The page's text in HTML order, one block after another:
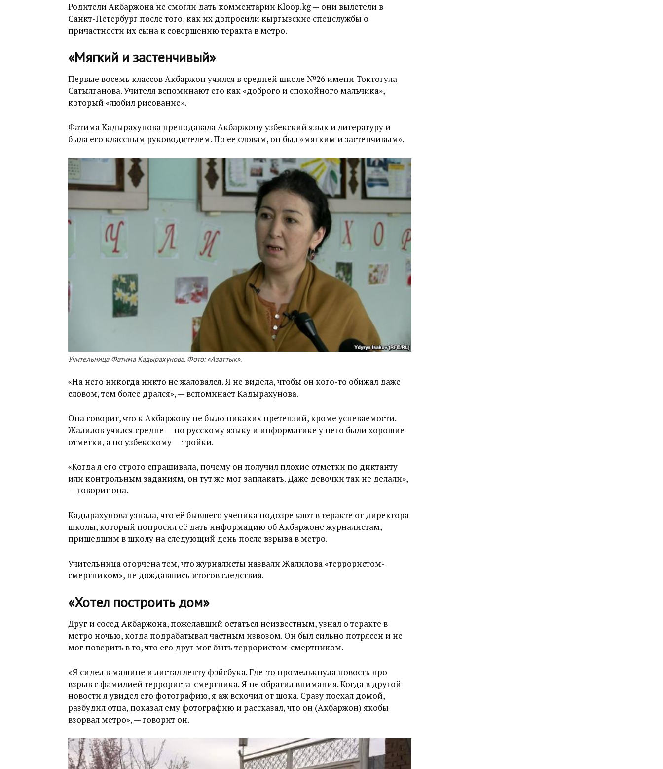
Родители Акбаржона не смогли дать комментарии Kloop.kg — они вылетели в
Санкт-Петербург после того, как их допросили кыргызские спецслужбы о
причастности их сына к совершению теракта в метро.
«Мягкий и застенчивый»
Первые восемь классов Акбаржон учился в средней школе №26 имени Токтогула
Сатылганова. Учителя вспоминают его как «доброго и спокойного мальчика»,
который «любил рисование».
Фатима Кадырахунова преподавала Акбаржону узбекский язык и литературу и
была его классным руководителем. По ее словам, он был «мягким и застенчивым».
Учительница Фатима Кадырахунова. Фото: «Азаттык».
«На него никогда никто не жаловался. Я не видела, чтобы он кого-то обижал даже
словом, тем более дрался», — вспоминает Кадырахунова.
Она говорит, что к Акбаржону не было никаких претензий, кроме успеваемости.
Жалилов учился средне — по русскому языку и информатике у него были хорошие
отметки, а по узбекскому — тройки.
«Когда я его строго спрашивала, почему он получил плохие отметки по диктанту
или контрольным заданиям, он тут же мог заплакать. Даже девочки так не делали»,
— говорит она.
Кадырахунова узнала, что её бывшего ученика подозревают в теракте от директора
школы, который попросил её дать информацию об Акбаржоне журналистам,
пришедшим в школу на следующий день после взрыва в метро.
Учительница огорчена тем, что журналисты назвали Жалилова «террористом-
смертником», не дождавшись итогов следствия.
«Хотел построить дом»
Друг и сосед Акбаржона, пожелавший остаться неизвестным, узнал о теракте в
метро ночью, когда подрабатывал частным извозом. Он был сильно потрясен и не
мог поверить в то, что его друг мог быть террористом-смертником.
«Я сидел в машине и листал ленту фэйсбука. Где-то промелькнула новость про
взрыв с фамилией террориста-смертника. Я не обратил внимания. Когда в другой
новости я увидел его фотографию, я аж вскочил от шока. Сразу поехал домой,
разбудил отца, показал ему фотографию и рассказал, что он (Акбаржон) якобы
взорвал метро», — говорит он.